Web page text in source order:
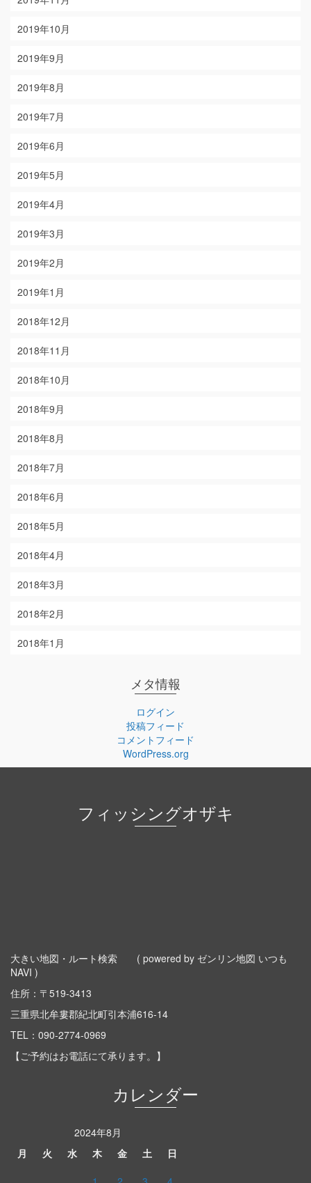
2019年10月
2019年9月
2019年8月
2019年7月
2019年6月
2019年5月
2019年4月
2019年3月
2019年2月
2019年1月
2018年12月
2018年11月
2018年10月
2018年9月
2018年8月
2018年7月
2018年6月
2018年5月
2018年4月
2018年3月
2018年2月
2018年1月
メタ情報
ログイン
投稿フィード
コメントフィード
WordPress.org
フィッシングオザキ
大きい地図・ルート検索
( powered by ゼンリン地図 いつも
NAVI )
住所：〒519-3413
三重県北牟婁郡紀北町引本浦616-14
TEL： 090-2774-0969
【ご予約はお電話にて承ります。】
カレンダー
2024年8月
月
火 水 木 金 土
日